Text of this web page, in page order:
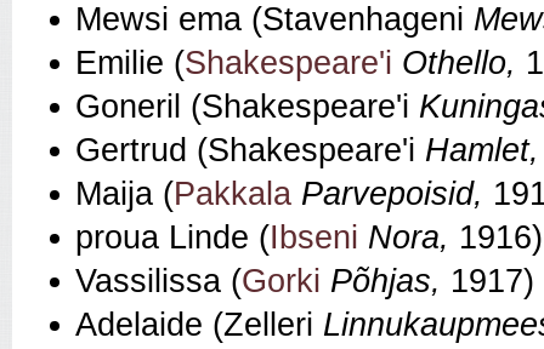
Mewsi ema (Stavenhageni
Emilie (Shakespeare'i Othello,
Goneril (Shakespeare'i
Gertrud (Shakespeare'i
Maija (Pakkala Parvepoisid,
proua Linde (Ibseni Nora, 1916)
Vassilissa (Gorki Põhjas, 1917)
Adelaide (Zelleri